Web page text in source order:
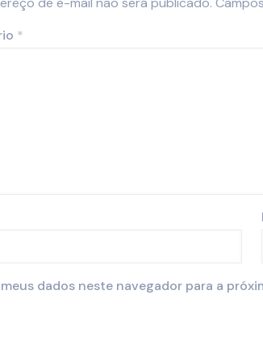
*
dados neste navegador para a